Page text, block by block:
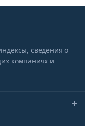
сведения о
компаниях и